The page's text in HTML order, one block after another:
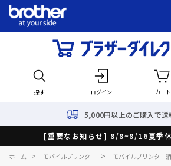
探す ログイン カート
5,000円以上のご購入で送
[重要なお知らせ] 8/8~8/16夏季休
ホーム > モバイルプリンター > モバイルプリンター